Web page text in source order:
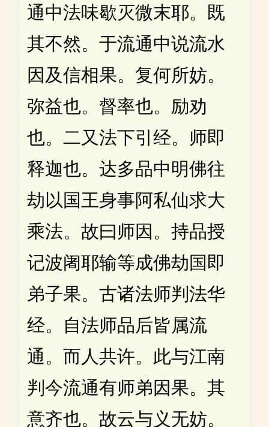
通中法味歇灭微末耶。既
其不然。于流通中说流水
因及信相果。复何所妨。
弥益也。督率也。励劝
也。二又法下引经。师即
释迦也。达多品中明佛往
劫以国王身事阿私仙求大
乘法。故曰师因。持品授
记波阇耶输等成佛劫国即
弟子果。古诸法师判法华
经。自法师品后皆属流
通。而人共许。此与江南
判今流通有师弟因果。其
意齐也。故云与义无妨。